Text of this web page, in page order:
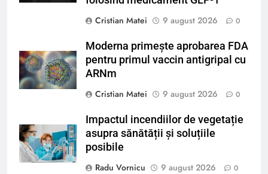
Cristian Matei
9 august 2026 0
Moderna primește aprobarea FDA
pentru primul vaccin antigripal cu
ARNm
Cristian Matei
9 august 2026 0
Impactul incendiilor de vegetație
asupra sănătății și soluțiile
posibile
Radu Vornicu
9 august 2026 0